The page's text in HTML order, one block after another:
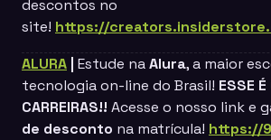
descontos no
site! https://
ALURA Estude naAlura, a maior
tecnologia on-line do Brasil! ESSE
CARREIRAS!! Acesse o nosso link e
de desconto na matrícula! https://